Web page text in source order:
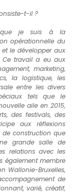
t-il ?
je suis à la
opérationnelle du
le développer aux
Ce travail a eu aux
marketing,
la logistique, les
entre les divers
tels que le
aile en 2015,
des festivals, des
aux réflexions
construction que
grande salle de
relations avec les
également membre
Wallonie-Bruxelles,
de
varié, créatif,